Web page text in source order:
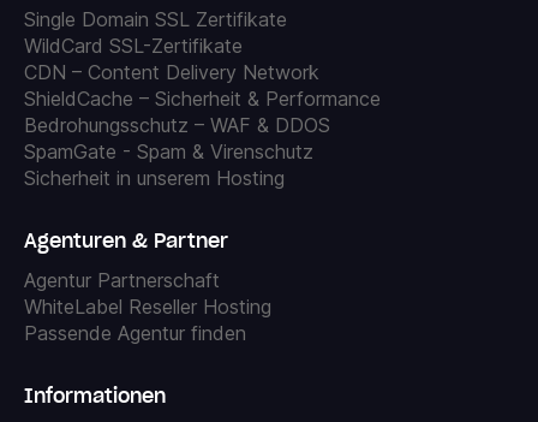
Single Domain SSL Zertifikate
WildCard SSL-Zertifikate
CDN – Content Delivery Network
ShieldCache – Sicherheit & Performance
Bedrohungsschutz – WAF & DDOS
SpamGate - Spam & Virenschutz
Sicherheit in unserem Hosting
Agenturen & Partner
Agentur Partnerschaft
WhiteLabel Reseller Hosting
Passende Agentur finden
Informationen